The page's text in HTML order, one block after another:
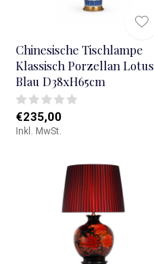
Chinesische Tischlampe
Klassisch Porzellan Lotus
Blau D38xH65cm
€235,00
Inkl. MwSt.